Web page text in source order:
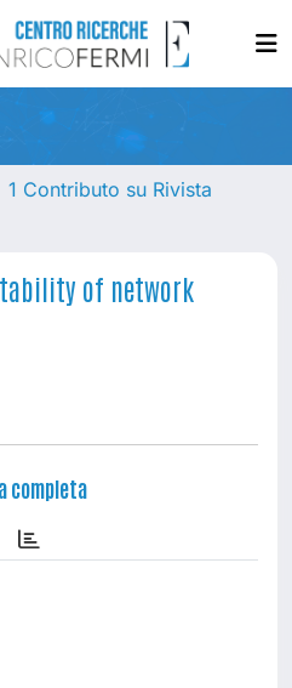
1 Contributo su Rivista
of network
completa